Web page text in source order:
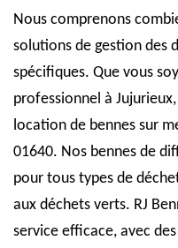
Nous comprenons
solutions de gestion des
spécifiques. Que vous
professionnel à
location de bennes sur
01640. Nos bennes de
pour tous types de
aux déchets verts. RJ
service efficace, avec